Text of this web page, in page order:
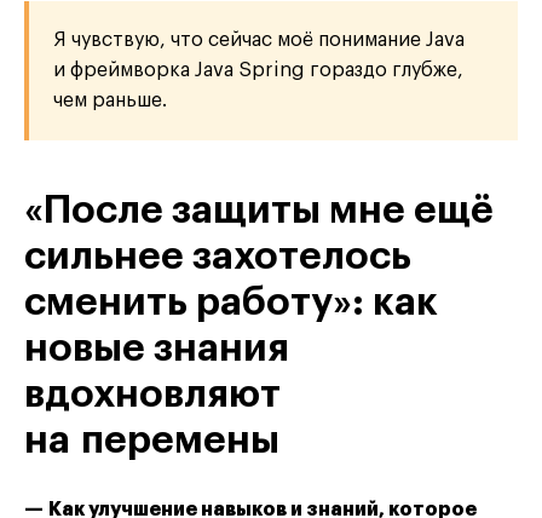
Я чувствую, что сейчас моё понимание Java
и фреймворка Java Spring гораздо глубже,
чем раньше.
«После защиты мне ещё
сильнее захотелось
сменить работу»: как
новые знания
вдохновляют
на перемены
— Как улучшение навыков и знаний, которое